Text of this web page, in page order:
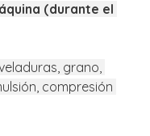
(durante el
grano,
compresión